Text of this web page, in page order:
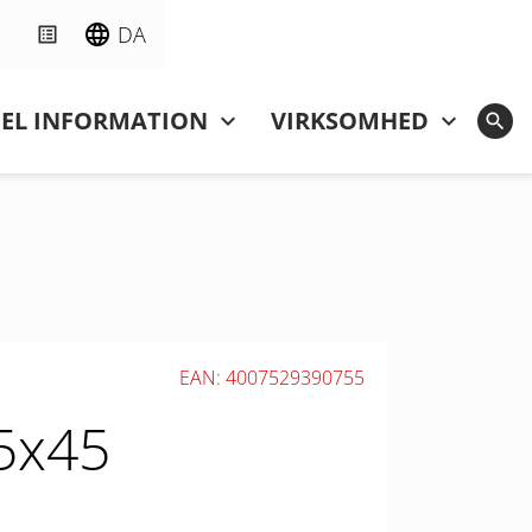
DA
INFORMATION VIRKSOMHED
EAN: 4007529390755